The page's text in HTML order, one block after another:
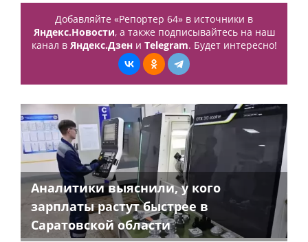
Добавляйте «Репортер 64» в источники в
Яндекс.Новости, а также подписывайтесь на наш
канал в Яндекс.Дзени Telegram. Будет интересно!
Аналитики выяснили, у кого
зарплаты растут быстрее в
Саратовской области